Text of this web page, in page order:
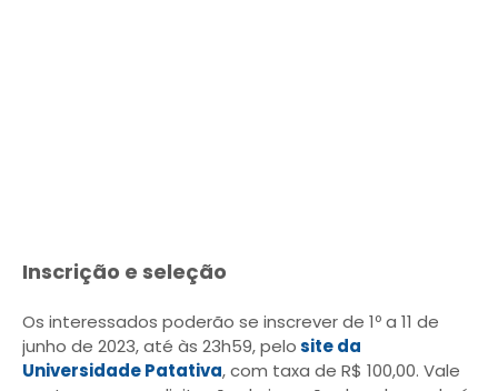
Inscrição e seleção
Os interessados poderão se inscrever de 1º a 11 de
junho de 2023, até às 23h59, pelosite da
Universidade Patativa, com taxa de R$ 100,00. Vale